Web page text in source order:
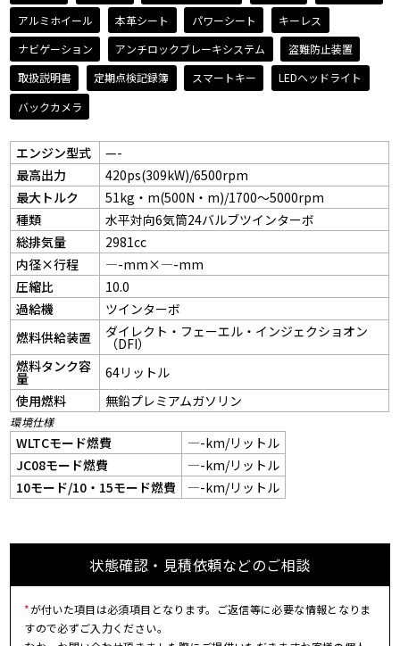
アルミホイール
本革シート パワーシート
キーレス
ナビゲーション
アンチロックブレーキシステム
盗難防止装置
取扱説明書
定期点検記録簿 スマートキー
LEDヘッドライト
バックカメラ
エンジン型式
—-
最高出力
420ps(309kW)/6500rpm
最大トルク
51kg・m(500N・m)/1700～5000rpm
種類
水平対向6気筒24バルブツインターボ
総排気量
2981cc
内径×行程
—-mm×—-mm
圧縮比
10.0
過給機
ツインターボ
燃料供給装置
ダイレクト・フェーエル・インジェクショオン
（DFI）
燃料タンク容
量
64リットル
使用燃料
無鉛プレミアムガソリン
環境仕様
WLTCモード燃費
—-km/リットル
JC08モード燃費
—-km/リットル
10モード/10・15モード燃費
—-km/リットル
状態確認・見積依頼などのご相談
*が付いた項目は必須項目となります。ご返信等に必要な情報となりま
すので必ずご入力ください。